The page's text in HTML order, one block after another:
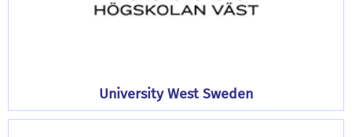
University West Sweden